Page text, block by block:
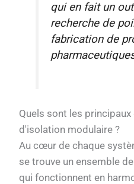
qui en fait un
recherche de
fabrication de
Quels sont les
d'isolation modulaire ?
Au cœur de chaque
se trouve un ensemble
qui fonctionnent en